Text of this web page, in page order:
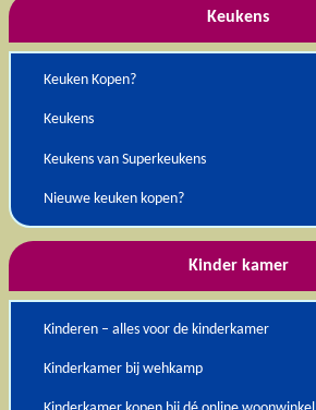
Keukens
Keuken Kopen?
Keukens
Keukens van Superkeukens
Nieuwe keuken kopen?
Kinder kamer
Kinderen – alles voor de kinderkamer
Kinderkamer bij wehkamp